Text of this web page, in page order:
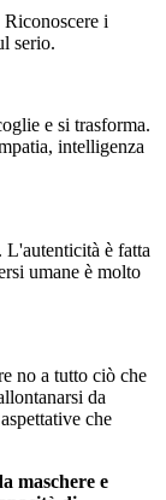
i
serio.
e si trasforma.
intelligenza
L'autenticità è fatta
umane è molto
no a tutto ciò che
da
che
maschere e